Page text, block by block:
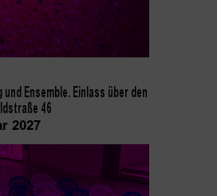
und Ensemble. Einlass über den
46
2027